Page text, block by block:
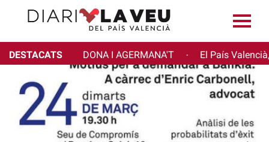
DESTACATS DONA I AGERMANA'T · El País